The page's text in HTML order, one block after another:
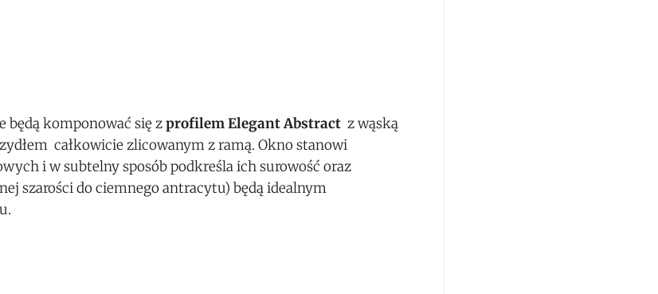
komponować się zprofilem Elegant Abstract z wąską
całkowicie zlicowanym z ramą. Okno stanowi
i w subtelny sposób podkreśla ich surowość oraz
szarości do ciemnego antracytu) będą idealnym